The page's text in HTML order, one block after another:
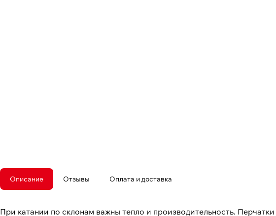
Описание Отзывы Оплата и доставка
При катании по склонам важны тепло и производительность. Перчатки